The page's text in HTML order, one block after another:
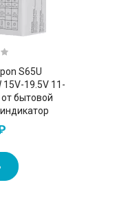
S65U
15V-19.5V 11-
бытовой